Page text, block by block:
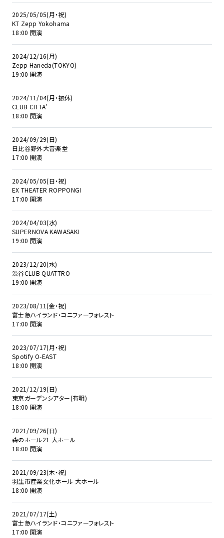
2025/05/05(月・祝)
KT Zepp Yokohama
18:00 開演
2024/12/16(月)
Zepp Haneda(TOKYO)
19:00 開演
2024/11/04(月・振休)
CLUB CITTA'
18:00 開演
2024/09/29(日)
日比谷野外大音楽堂
17:00 開演
2024/05/05(日・祝)
EX THEATER ROPPONGI
17:00 開演
2024/04/03(水)
SUPERNOVA KAWASAKI
19:00 開演
2023/12/20(水)
渋谷CLUB QUATTRO
19:00 開演
2023/08/11(金・祝)
富士急ハイランド・コニファーフォレスト
17:00 開演
2023/07/17(月・祝)
Spotify O-EAST
18:00 開演
2021/12/19(日)
東京ガーデンシアター(有明)
18:00 開演
2021/09/26(日)
森のホール21 大ホール
18:00 開演
2021/09/23(木・祝)
羽生市産業文化ホール 大ホール
18:00 開演
2021/07/17(土)
富士急ハイランド・コニファーフォレスト
17:00 開演